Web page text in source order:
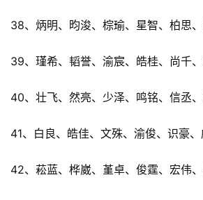
38、炳明、昀浚、棕瑜、星智、柏思
39、瑾希、韬誉、渝宸、皓桂、尚千
40、壮飞、然亮、少泽、鸣铭、信丞
41、白良、皓佳、文殊、渝俊、识豪
42、菘蓝、桦崴、堇卓、俊霆、宏伟